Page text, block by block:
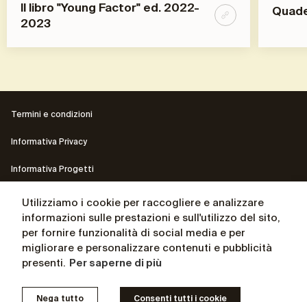
ll libro "Young Factor" ed. 2022-
2023
Termini e condizioni
Informativa Privacy
Informativa Progetti
Il sito del Presidente Andrea Ceccherini
La biografia del Presidente Andrea Ceccherini
© Osservatorio for independent thinking 2025 – P. IVA
Utilizziamo i cookie per raccogliere e analizzare
informazioni sulle prestazioni e sull'utilizzo del sito,
per fornire funzionalità di social media e per
migliorare e personalizzare contenuti e pubblicità
presenti. Per saperne di più
Nega tutto Consenti tutti i cookie